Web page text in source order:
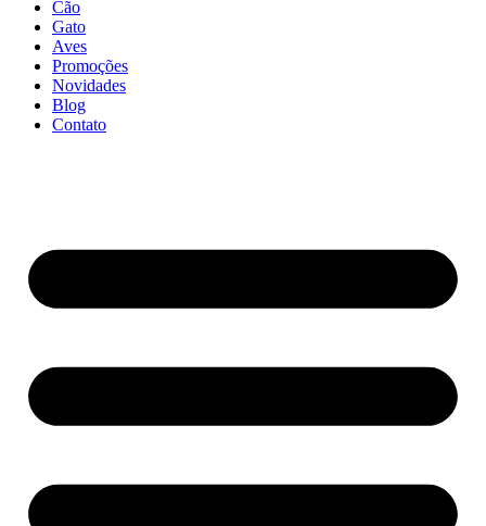
Cão
Gato
Aves
Promoções
Novidades
Blog
Contato